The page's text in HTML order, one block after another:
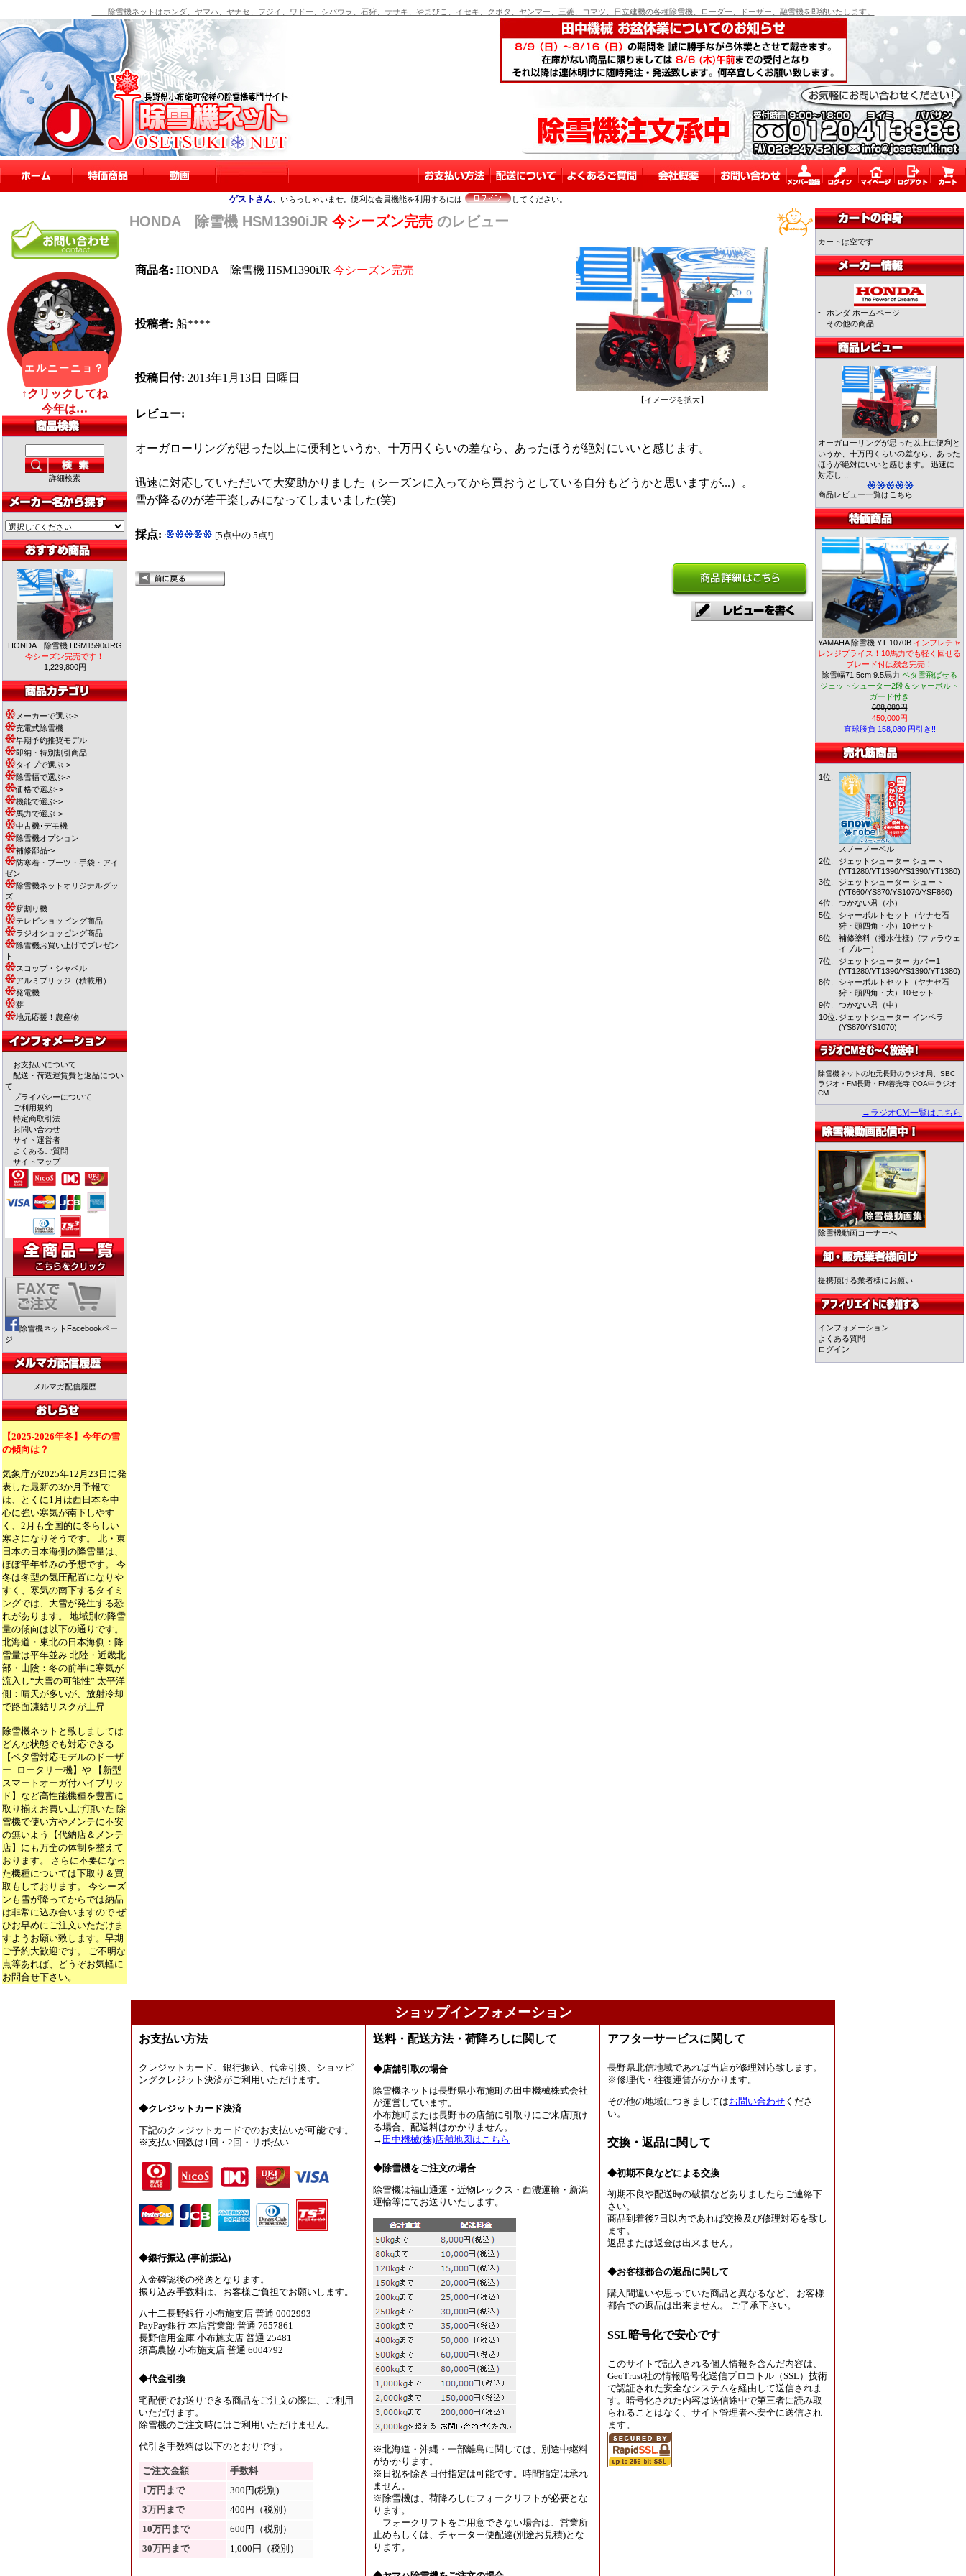
除雪機ネットはホンダ、ヤマハ、ヤナセ、フジイ、ワドー、シバウラ、石狩、ササキ、やまびこ、イセキ、クボタ、ヤンマー、三菱、コマツ、日立建機の各種除雪機、ローダー、ドーザー、融雪機を即納いたします。
ゲストさん 、いらっしゃいませ。便利な会員機能を利用するには してください。
詳細検索
HONDA 除雪機 HSM1590iJRG
今シーズン完売です！
1,229,800円
メーカーで選ぶ->
充電式除雪機
早期予約推奨モデル
即納・特別割引商品
タイプで選ぶ->
除雪幅で選ぶ->
価格で選ぶ->
機能で選ぶ->
馬力で選ぶ->
中古機･デモ機
除雪機オプション
補修部品->
防寒着・ブーツ・手袋・アイ
ゼン
除雪機ネットオリジナルグッ
ズ
薪割り機
テレビショッピング商品
ラジオショッピング商品
除雪機お買い上げでプレゼン
ト
スコップ・シャベル
アルミブリッジ（積載用）
発電機
薪
地元応援！農産物
お支払いについて
配送・荷造運賃費と返品につい
て
プライバシーについて
ご利用規約
特定商取引法
お問い合わせ
サイト運営者
よくあるご質問
サイトマップ
除雪機ネットFacebookペー
ジ
メルマガ配信履歴
【2025-2026年冬】今年の雪
の傾向は？
気象庁が2025年12月23日に発
表した最新の3か月予報で
は、とくに1月は西日本を中
心に強い寒気が南下しやす
く、2月も全国的に冬らしい
寒さになりそうです。 北・東
日本の日本海側の降雪量は、
ほぼ平年並みの予想です。 今
冬は冬型の気圧配置になりや
すく、寒気の南下するタイミ
ングでは、大雪が発生する恐
れがあります。 地域別の降雪
量の傾向は以下の通りです。
北海道・東北の日本海側：降
雪量は平年並み 北陸・近畿北
部・山陰：冬の前半に寒気が
流入し“大雪の可能性” 太平洋
側：晴天が多いが、放射冷却
で路面凍結リスクが上昇
除雪機ネットと致しましては
どんな状態でも対応できる
【ベタ雪対応モデルのドーザ
ー+ロータリー機】や 【新型
スマートオーガ付ハイブリッ
ド】など高性能機種を豊富に
取り揃えお買い上げ頂いた 除
雪機で使い方やメンテに不安
の無いよう【代納店＆メンテ
店】にも万全の体制を整えて
おります。 さらに不要になっ
た機種については下取り＆買
取もしております。 今シーズ
ンも雪が降ってからでは納品
は非常に込み合いますので ぜ
ひお早めにご注文いただけま
すようお願い致します。早期
ご予約大歓迎です。 ご不明な
点等あれば、どうぞお気軽に
お問合せ下さい。
HONDA 除雪機 HSM1390iJR 今シーズン完売 のレビュー
商品名: HONDA 除雪機 HSM1390iJR 今シーズン完売
【イメージを拡大】
投稿者: 船****
投稿日付: 2013年1月13日 日曜日
レビュー:
オーガローリングが思った以上に便利というか、十万円くらいの差なら、あったほうが絶対にいいと感じます。
迅速に対応していただいて大変助かりました（シーズンに入ってから買おうとしている自分もどうかと思いますが...）。
雪が降るのが若干楽しみになってしまいました(笑)
採点: [5点中の 5点!]
カートは空です...
-
ホンダ ホームページ
-
その他の商品
オーガローリングが思った以上に便利と
いうか、十万円くらいの差なら、あった
ほうが絶対にいいと感じます。 迅速に
対応し ..
商品レビュー一覧はこちら
YAMAHA 除雪機 YT-1070B インフレチャ
レンジプライス！10馬力でも軽く回せる
ブレード付は残念完売！
除雪幅71.5cm 9.5馬力 ベタ雪飛ばせる
ジェットシューター2段＆シャーボルト
ガード付き
608,080円
450,000円
直球勝負 158,080 円引き!!
1位.
スノーノーベル
2位.
ジェットシューター シュート
(YT1280/YT1390/YS1390/YT1380)
3位.
ジェットシューター シュート
(YT660/YS870/YS1070/YSF860)
4位.
つかない君（小）
5位.
シャーボルトセット（ヤナセ石
狩・頭四角・小）10セット
6位.
補修塗料（撥水仕様）(ファラウェ
イブルー）
7位.
ジェットシューター カバー1
(YT1280/YT1390/YS1390/YT1380)
8位.
シャーボルトセット（ヤナセ石
狩・頭四角・大）10セット
9位.
つかない君（中）
10位. ジェットシューター インペラ
(YS870/YS1070)
除雪機ネットの地元長野のラジオ局、SBC
ラジオ・FM長野・FM善光寺でOA中ラジオ
CM
→ラジオCM一覧はこちら
除雪機動画コーナーへ
提携頂ける業者様にお願い
インフォメーション
よくある質問
ログイン
ショップインフォメーション
お支払い方法
クレジットカード、銀行振込、代金引換、ショッピ
ングクレジット決済がご利用いただけます。
◆クレジットカード決済
下記のクレジットカードでのお支払いが可能です。
※支払い回数は1回・2回・リボ払い
◆銀行振込 (事前振込)
入金確認後の発送となります。
振り込み手数料は、お客様ご負担でお願いします。
八十二長野銀行 小布施支店 普通 0002993
PayPay銀行 本店営業部 普通 7657861
長野信用金庫 小布施支店 普通 25481
須高農協 小布施支店 普通 6004792
◆代金引換
宅配便でお送りできる商品をご注文の際に、ご利用
いただけます。
除雪機のご注文時にはご利用いただけません。
代引き手数料は以下のとおりです。
ご注文金額
手数料
1万円まで
300円(税別)
3万円まで
400円（税別）
10万円まで
600円（税別）
30万円まで
1,000円（税別）
送料・配送方法・荷降ろしに関して
◆店舗引取の場合
除雪機ネットは長野県小布施町の田中機械株式会社
が運営しています。
小布施町または長野市の店舗に引取りにご来店頂け
る場合、配送料はかかりません。
→ 田中機械(株)店舗地図はこちら
◆除雪機をご注文の場合
除雪機は福山通運・近物レックス・西濃運輸・新潟
運輸等にてお送りいたします。
※北海道・沖縄・一部離島に関しては、別途中継料
がかかります。
※日祝を除き日付指定は可能です。時間指定は承れ
ません。
※除雪機は、荷降ろしにフォークリフトが必要とな
ります。
フォークリフトをご用意できない場合は、営業所
止めもしくは、チャーター便配達(別途お見積)とな
ります。
アフターサービスに関して
長野県北信地域であれば当店が修理対応致します。
※修理代・往復運賃がかかります。
その他の地域につきましてはお問い合わせ くださ
い。
交換・返品に関して
◆初期不良などによる交換
初期不良や配送時の破損などありましたらご連絡下
さい。
商品到着後7日以内であれば交換及び修理対応を致し
ます。
返品または返金は出来ません。
◆お客様都合の返品に関して
購入間違いや思っていた商品と異なるなど、 お客様
都合での返品は出来ません。 ご了承下さい。
SSL暗号化で安心です
このサイトで記入される個人情報を含んだ内容は、
GeoTrust社の情報暗号化送信プロコトル（SSL）技術
で認証された安全なシステムを経由して送信されま
す。暗号化された内容は送信途中で第三者に読み取
られることはなく、サイト管理者へ安全に送信され
ます。